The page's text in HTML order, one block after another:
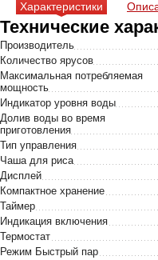
Характеристики
Технические
Производитель
Количество ярусов
Максимальная потребляемая
мощность
Индикатор уровня воды
Долив воды во время
приготовления
Тип управления
Чаша для риса
Дисплей
Компактное хранение
Таймер
Индикация включения
Термостат
Режим Быстрый пар